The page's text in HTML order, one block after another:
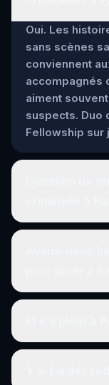
Oui. Les
sans scènes
conviennent
accompagnés
aiment
suspects. Duo
Fellowship sur